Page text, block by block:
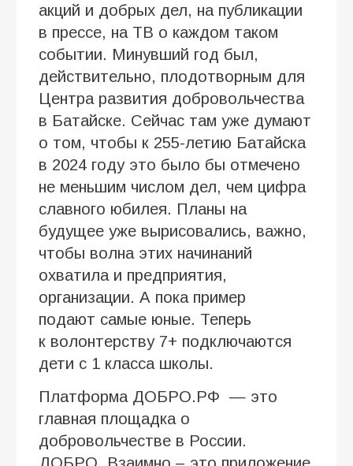
акций и добрых дел, на публикации
в прессе, на ТВ о каждом таком
событии. Минувший год был,
действительно, плодотворным для
Центра развития добровольчества
в Батайске. Сейчас там уже думают
о том, чтобы к 255-летию Батайска
в 2024 году это было бы отмечено
не меньшим числом дел, чем цифра
славного юбилея. Планы на
будущее уже вырисовались, важно,
чтобы волна этих начинаний
охватила и предприятия,
организации. А пока пример
подают самые юные. Теперь
к волонтерству 7+ подключаются
дети с 1 класса школы.
Платформа ДОБРО.РФ — это
главная площадка о
добровольчестве в России.